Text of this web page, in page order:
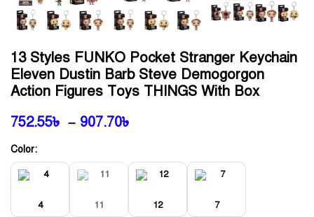
13 Styles FUNKO Pocket Stranger Keychain
Eleven Dustin Barb Steve Demogorgon
Action Figures Toys THINGS With Box
752.55৳ – 907.70৳
Color:
4 11 12 7